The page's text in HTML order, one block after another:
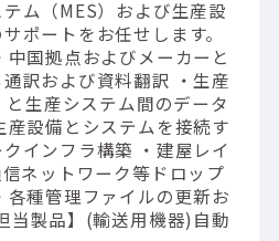
ム（MES）および生産設
ポートをお任せします。
中国拠点およびメーカーと
訳および資料翻訳 ・生産
と生産システム間のデータ
産設備とシステムを接続す
インフラ構築 ・建屋レイ
ネットワーク等ドロップ
各種管理ファイルの更新お
当製品】(輸送用機器)自動